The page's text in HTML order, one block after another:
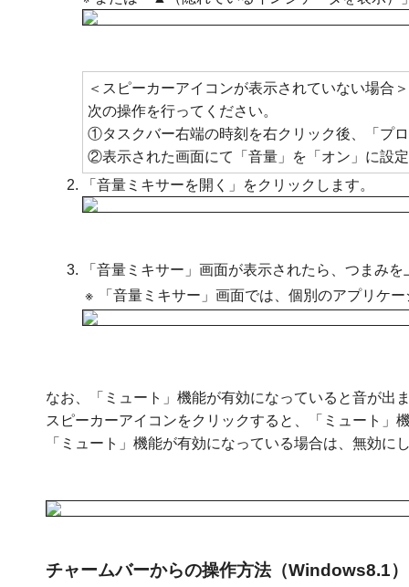
＜スピーカーアイコンが表示されていない場合＞
次の操作を行ってください。
①タスクバー右端の時刻を右クリック後、「プ
②表示された画面にて「音量」を「オン」に設
「音量ミキサーを開く」をクリックします。
「音量ミキサー」画面が表示されたら、つまみ
※
「音量ミキサー」画面では、個別のアプリケ
なお、「ミュート」機能が有効になっていると音が出
スピーカーアイコンをクリックすると、「ミュート」
「ミュート」機能が有効になっている場合は、無効に
チャームバーからの操作方法（Windows8.1）